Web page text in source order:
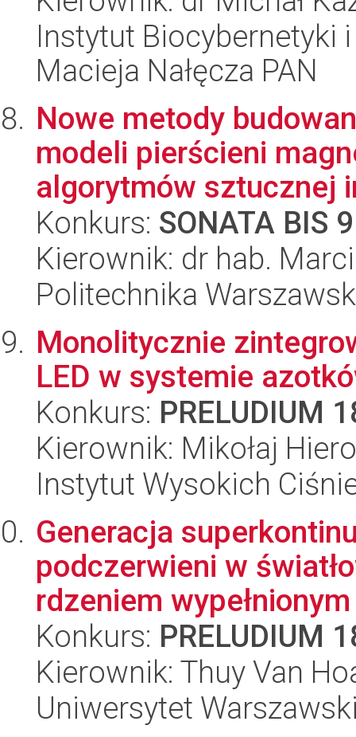
Instytut Biocybernetyki
Macieja Nałęcza PAN
Nowe metody
modeli pierścieni
algorytmów sztucznej
Konkurs: SONATA BIS 9
Kierownik: dr hab.
Politechnika
Monolitycznie
LED w systemie
Konkurs: PRELUDIUM
Kierownik: Mikołaj
Instytut Wysokich
Generacja
podczerwieni w
rdzeniem
Konkurs: PRELUDIUM
Kierownik: Thuy Van
Uniwersytet